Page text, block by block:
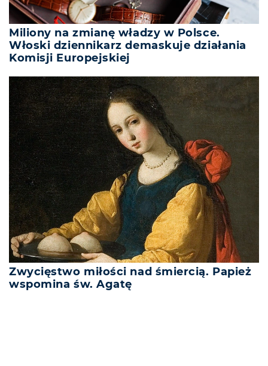
Miliony na zmianę władzy w Polsce.
Włoski dziennikarz demaskuje działania
Komisji Europejskiej
Zwycięstwo miłości nad śmiercią. Papież
wspomina św. Agatę